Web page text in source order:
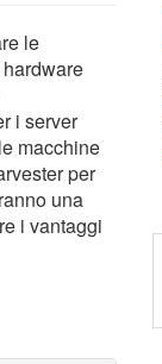
le
i server
macchine
per
una
i vantaggi